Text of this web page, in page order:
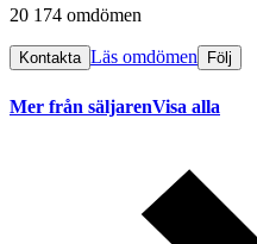
20 174 omdömen
Kontakta Läs omdömen Följ
Mer från säljarenVisa alla